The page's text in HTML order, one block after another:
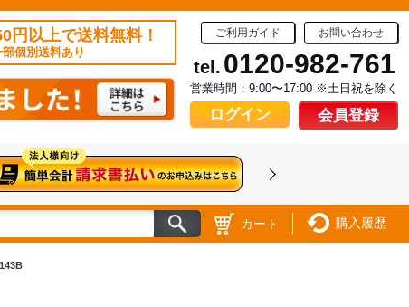
円以上で送料無料！
個別送料あり
ご利用ガイド お問い合わせ
tel. 0120-982-761
営業時間：9:00〜17:00 ※土日祝を除く
ログイン 会員登録
カート 購入履歴